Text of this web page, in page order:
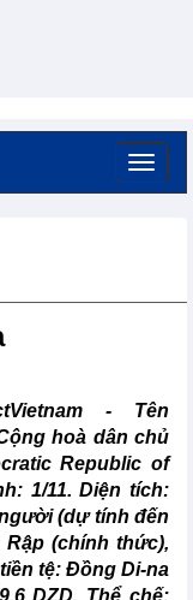
- Tên
hoà dân chủ
Republic of
1/11. Diện tích:
(dự tính đến
(chính thức),
tệ: Đồng Di-na
DZD. Thể chế: